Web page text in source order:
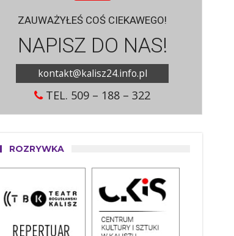
ZAUWAŻYŁEŚ COŚ CIEKAWEGO!
NAPISZ DO NAS!
kontakt@kalisz24.info.pl
TEL. 509 – 188 – 322
ROZRYWKA